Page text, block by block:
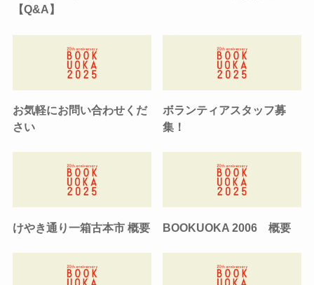
【Q&A】
お気軽にお問い合わせくだ
さい
ボランティアスタッフ募
集！
けやき通り一箱古本市 概要 BOOKUOKA 2006 概要